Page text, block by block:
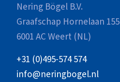
Nering Bögel B.V.
Graafschap Hornelaan 155
6001 AC Weert (NL)
+31 (0)495-574 574
info@neringbogel.nl